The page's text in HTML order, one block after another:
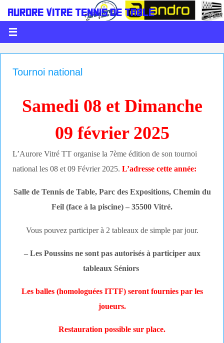
AURORE VITRÉ TENNIS DE TABLE
LE PING C'EST DE LA BALLE
Tournoi national
Samedi 08 et Dimanche
09 février 2025
L’Aurore Vitré TT organise la 7ème édition de son tournoi
national les 08 et 09 Février 2025.L’adresse cette année:
Salle de Tennis de Table, Parc des Expositions, Chemin du
Feil (face à la piscine) – 35500 Vitré.
Vous pouvez participer à 2 tableaux de simple par jour.
– Les Poussins ne sont pas autorisés à participer aux
tableaux Séniors
Les balles (homologuées ITTF) seront fournies par les
joueurs.
Restauration possible sur place.